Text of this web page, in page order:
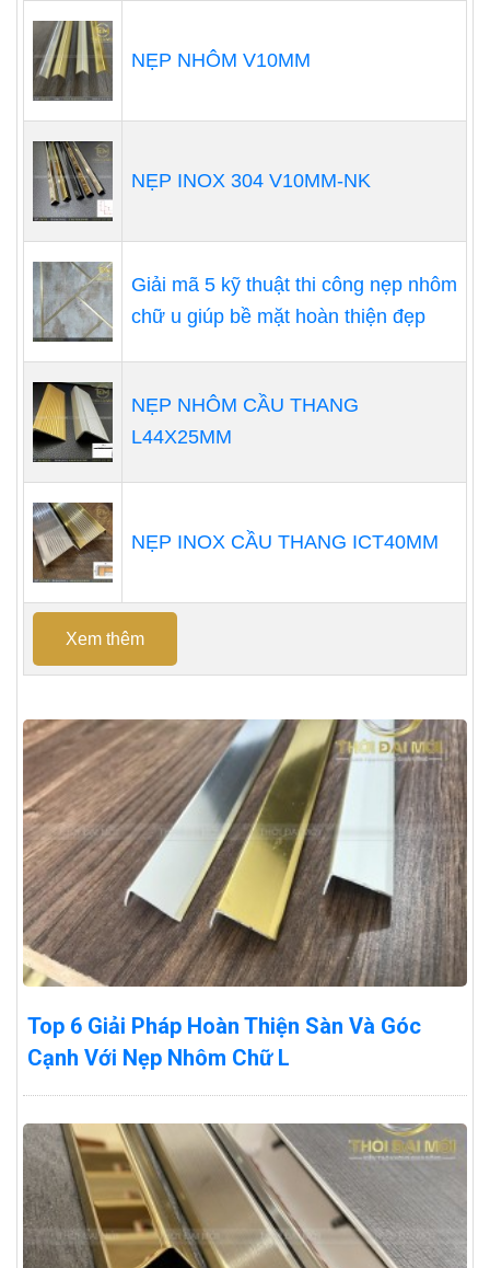
NẸP NHÔM V10MM
NẸP INOX 304 V10MM-NK
Giải mã 5 kỹ thuật thi công nẹp nhôm
chữ u giúp bề mặt hoàn thiện đẹp
NẸP NHÔM CẦU THANG
L44X25MM
NẸP INOX CẦU THANG ICT40MM
Xem thêm
Top 6 Giải Pháp Hoàn Thiện Sàn Và Góc
Cạnh Với Nẹp Nhôm Chữ L